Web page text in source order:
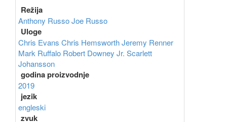
Režija
Anthony RussoJoe Russo
Uloge
Chris Evans Chris HemsworthJeremy Renner
Mark Ruffalo Robert Downey Jr. Scarlett
Johansson
godina proizvodnje
2019
jezik
engleski
zvuk